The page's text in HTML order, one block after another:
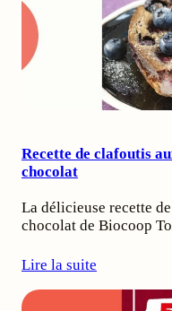
Recette de clafoutis
chocolat
La délicieuse recette
chocolat de Biocoop
Lire la suite